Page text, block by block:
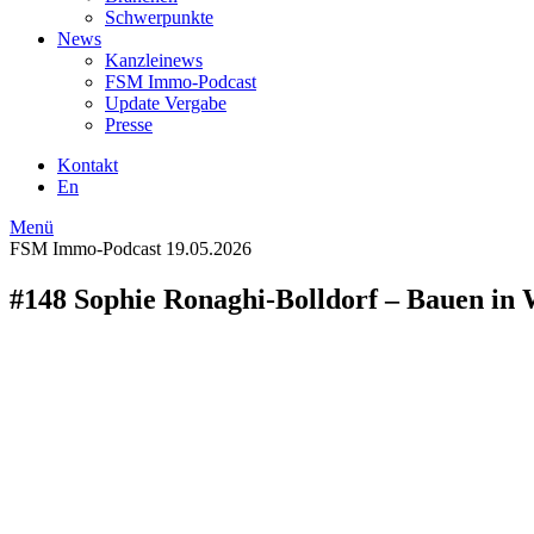
Schwerpunkte
News
Kanzleinews
FSM Immo-Podcast
Update Vergabe
Presse
Kontakt
En
Menü
FSM Immo-Podcast 19.05.2026
#148 Sophie Ronaghi-Bolldorf – Bauen in